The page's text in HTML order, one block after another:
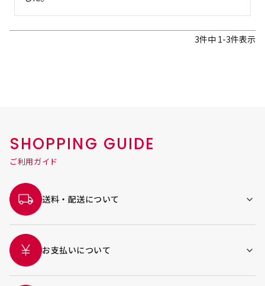
3件中 1-3件表示
SHOPPING GUIDE
ご利用ガイド
送料・配送について
お支払いについて